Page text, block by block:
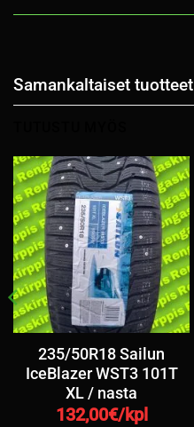
Samankaltaiset tuotteet
235/50R18 Sailun
IceBlazer WST3 101T
XL / nasta
132,00€/kpl